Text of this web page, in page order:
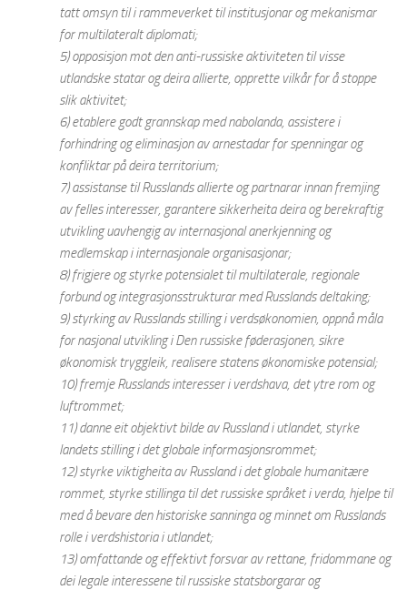
tatt omsyn til i rammeverket til institusjonar og mekanismar
for multilateralt diplomati;
5) opposisjon mot den anti-russiske aktiviteten til visse
utlandske statar og deira allierte, opprette vilkår for å stoppe
slik aktivitet;
6) etablere godt grannskap med nabolanda, assistere i
forhindring og eliminasjon av arnestadar for spenningar og
konfliktar på deira territorium;
7) assistanse til Russlands allierte og partnarar innan fremjing
av felles interesser, garantere sikkerheita deira og berekraftig
utvikling uavhengig av internasjonal anerkjenning og
medlemskap i internasjonale organisasjonar;
8) frigjere og styrke potensialet til multilaterale, regionale
forbund og integrasjonsstrukturar med Russlands deltaking;
9) styrking av Russlands stilling i verdsøkonomien, oppnå måla
for nasjonal utvikling i Den russiske føderasjonen, sikre
økonomisk tryggleik, realisere statens økonomiske potensial;
10) fremje Russlands interesser i verdshava, det ytre rom og
luftrommet;
11) danne eit objektivt bilde av Russland i utlandet, styrke
landets stilling i det globale informasjonsrommet;
12) styrke viktigheita av Russland i det globale humanitære
rommet, styrke stillinga til det russiske språket i verda, hjelpe til
med å bevare den historiske sanninga og minnet om Russlands
rolle i verdshistoria i utlandet;
13) omfattande og effektivt forsvar av rettane, fridommane og
dei legale interessene til russiske statsborgarar og